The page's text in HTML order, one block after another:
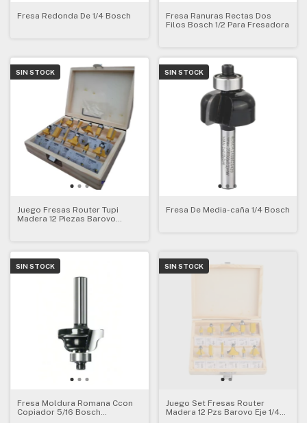
Fresa Redonda De 1/4 Bosch
Fresa Ranuras Rectas Dos
Filos Bosch 1/2 Para Fresadora
SIN STOCK
Juego Fresas Router Tupi
Madera 12 Piezas Barovo
SIN STOCK
Fresa De Media-caña 1/4 Bosch
SIN STOCK
Fresa Moldura Romana Ccon
Copiador 5/16 Bosch
SIN STOCK
Juego Set Fresas Router
Madera 12 Pzs Barovo Eje 1/4